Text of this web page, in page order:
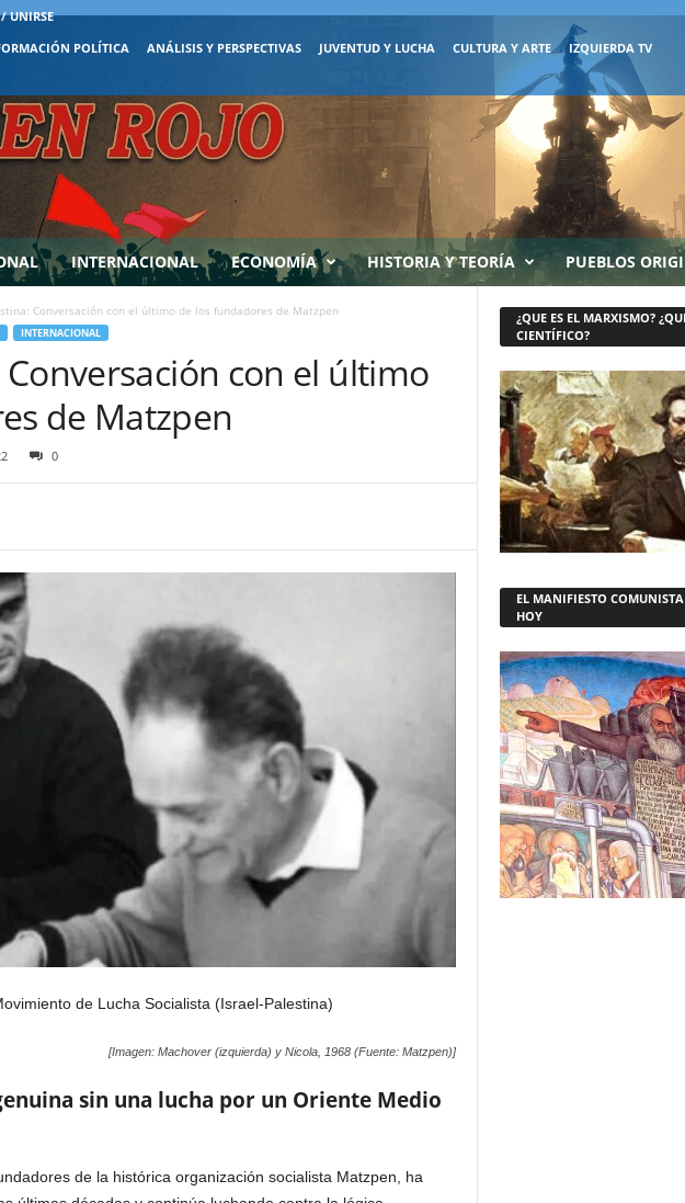
/ UNIRSE
POLÍTICA ANÁLISIS Y PERSPECTIVAS JUVENTUD Y LUCHA CULTURA Y ARTE IZQUIERDA TV
INTERNACIONAL ECONOMÍA HISTORIA Y TEORÍA PUEBLOS
Conversación con el último de los fundadores de Matzpen
INTERNACIONAL
con el último
de Matzpen
0
de Lucha Socialista (Israel-Palestina)
[Imagen: Machover (izquierda) y Nicola, 1968 (Fuente: Matzpen)]
sin una lucha por un Oriente Medio
de la histórica organización socialista Matzpen, ha
¿QUE ES EL MARXISMO?
CIENTÍFICO?
EL MANIFIESTO
HOY